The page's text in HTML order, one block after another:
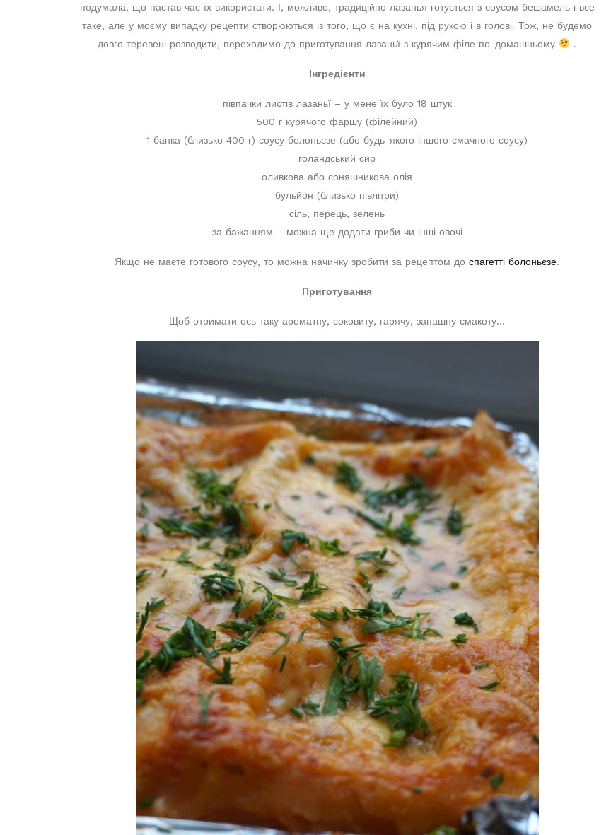
подумала, що настав час їх використати. І, можливо, традиційно лазанья готується з соусом бешамель і все
таке, але у моєму випадку рецепти створюються із того, що є на кухні, під рукою і в голові. Тож, не будемо
довго теревені розводити, переходимо до приготування лазаньї з курячим філе по-домашньому
.
Інгредієнти
півпачки листів лазаньї – у мене їх було 18 штук
500 г курячого фаршу (філейний)
1 банка (близько 400 г) соусу болоньєзе (або будь-якого іншого смачного соусу)
голандський сир
оливкова або соняшникова олія
бульйон (близько півлітри)
сіль, перець, зелень
за бажанням – можна ще додати гриби чи інші овочі
Якщо не маєте готового соусу, то можна начинку зробити за рецептом доспагетті болоньєзе.
Приготування
Щоб отримати ось таку ароматну, соковиту, гарячу, запашну смакоту…